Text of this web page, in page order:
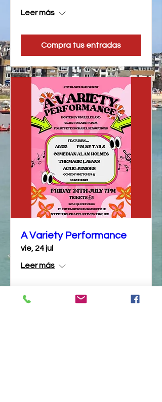
Leer más
Compra tus entradas
A Variety Performance
vie, 24 jul
Leer más
Detalles